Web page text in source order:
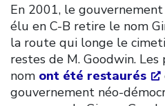
En 2001, le
élu en C-B retire le nom
la route qui longe le
restes de M. Goodwin.
nom ont été restaurés
gouvernement néo-